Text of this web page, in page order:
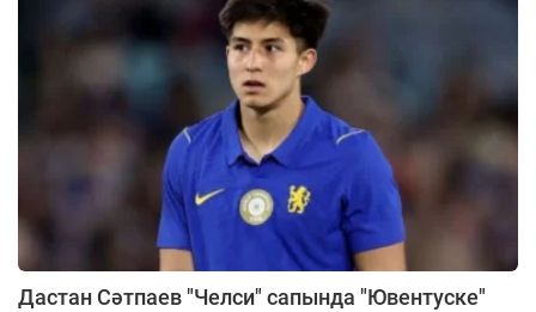
Дастан Сәтпаев "Челси" сапында "Ювентуске"